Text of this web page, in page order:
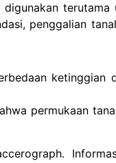
terutama
penggalian
ketinggian
permukaan